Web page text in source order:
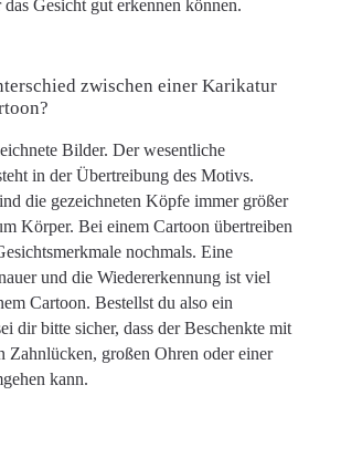
Gesicht gut erkennen können.
zwischen einer Karikatur
Bilder. Der wesentliche
in der Übertreibung des Motivs.
die gezeichneten Köpfe immer größer
Körper. Bei einem Cartoon übertreiben
nochmals. Eine
und die Wiedererkennung ist viel
Cartoon. Bestellst du also ein
dir bitte sicher, dass der Beschenkte mit
Zahnlücken, großen Ohren oder einer
kann.